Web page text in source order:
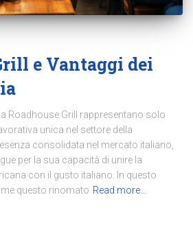
e Vantaggi dei
Roadhouse Grill rappresentano solo
unica nel settore della
consolidata nel mercato italiano,
per la sua capacità di unire la
con il gusto italiano. In questo
questo rinomato Read more…